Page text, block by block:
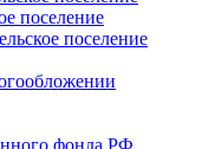
поселение
поселение
фонда РФ